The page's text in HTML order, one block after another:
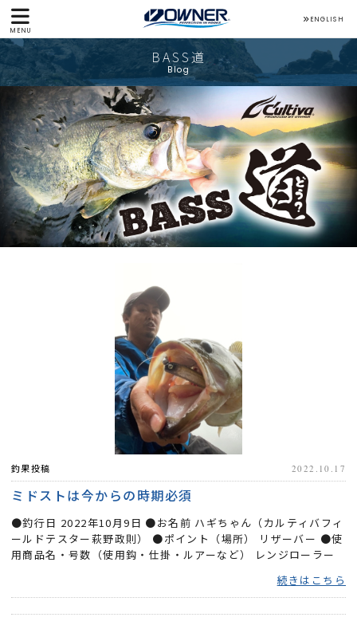
MENU
ENGLISH
BASS道
Blog
釣果投稿 2022.10.17
ミドストは今からの時期必須
●釣行日 2022年10月9日 ●お名前 ハギちゃん（カルティバフィ
ールドテスター萩野政則） ●ポイント（場所） リザーバー ●使
用商品名・号数（使用鈎・仕掛・ルアーなど） レンジローラー
続きはこちら